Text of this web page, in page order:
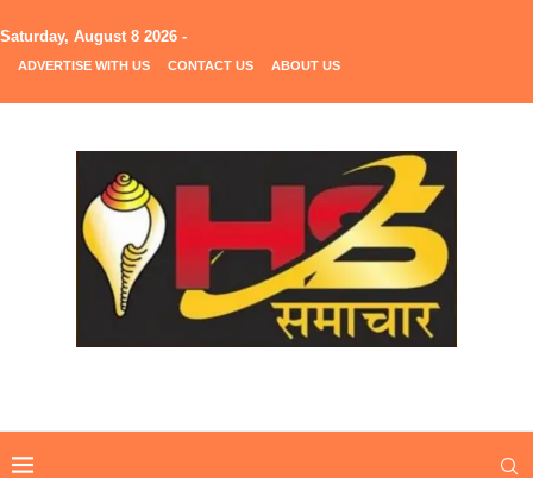
Saturday, August 8 2026 -
ADVERTISE WITH US CONTACT US ABOUT US